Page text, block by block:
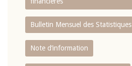
Bulletin Mensuel des Statistiques
Note d’information